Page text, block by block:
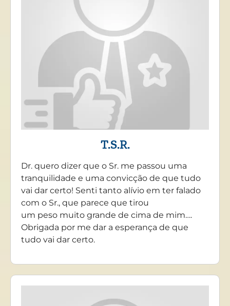
T.S.R.
Dr. quero dizer que o Sr. me passou uma
tranquilidade e uma convicção de que tudo
vai dar certo! Senti tanto alívio em ter falado
com o Sr., que parece que tirou
um peso muito grande de cima de mim….
Obrigada por me dar a esperança de que
tudo vai dar certo.